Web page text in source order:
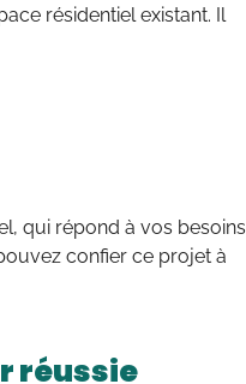
résidentiel existant. Il
qui répond à vos besoins
confier ce projet à
réussie